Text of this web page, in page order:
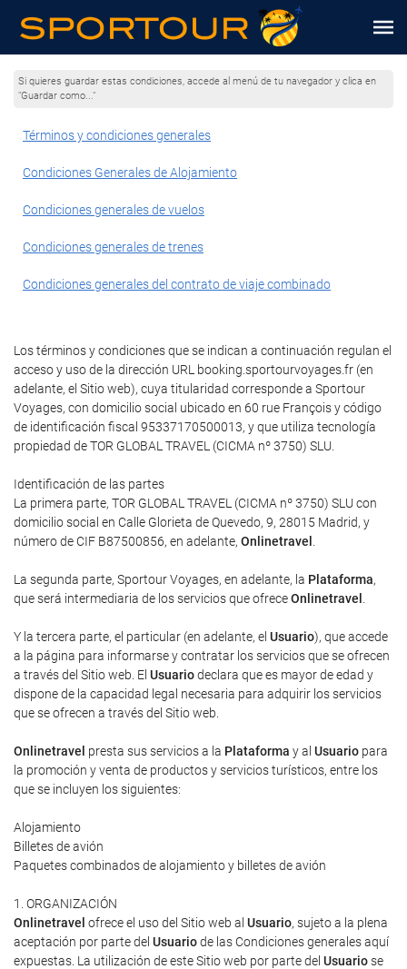
Si quieres guardar estas condiciones, accede al menú de tu navegador y clica en
"Guardar como..."
Términos y condiciones generales
Condiciones Generales de Alojamiento
Condiciones generales de vuelos
Condiciones generales de trenes
Condiciones generales del contrato de viaje combinado
Los términos y condiciones que se indican a continuación regulan el
acceso y uso de la dirección URL booking.sportourvoyages.fr (en
adelante, el Sitio web), cuya titularidad corresponde a Sportour
Voyages, con domicilio social ubicado en 60 rue François y código
de identificación fiscal 95337170500013, y que utiliza tecnología
propiedad de TOR GLOBAL TRAVEL (CICMA nº 3750) SLU.
Identificación de las partes
La primera parte, TOR GLOBAL TRAVEL (CICMA nº 3750) SLU con
domicilio social en Calle Glorieta de Quevedo, 9, 28015 Madrid, y
número de CIF B87500856, en adelante, Onlinetravel
La segunda parte, Sportour Voyages, en adelante, la Plataforma,
que será intermediaria de los servicios que ofreceOnlinetravel
Y la tercera parte, el particular (en adelante, el Usuario), que accede
a la página para informarse y contratar los servicios que se ofrecen
a través del Sitio web. El Usuariodeclara que es mayor de edad y
dispone de la capacidad legal necesaria para adquirir los servicios
que se ofrecen a través del Sitio web.
Onlinetravel presta sus servicios a la Plataforma y al Usuario para
la promoción y venta de productos y servicios turísticos, entre los
que se incluyen los siguientes:
Alojamiento
Billetes de avión
Paquetes combinados de alojamiento y billetes de avión
1. ORGANIZACIÓN
Onlinetravel ofrece el uso del Sitio web al Usuario, sujeto a la plena
aceptación por parte del Usuariode las Condiciones generales aquí
expuestas. La utilización de este Sitio web por parte del Usuariose